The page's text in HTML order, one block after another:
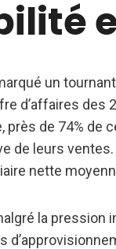
un
d’affaires des
près de 74%
de leurs
nette
la